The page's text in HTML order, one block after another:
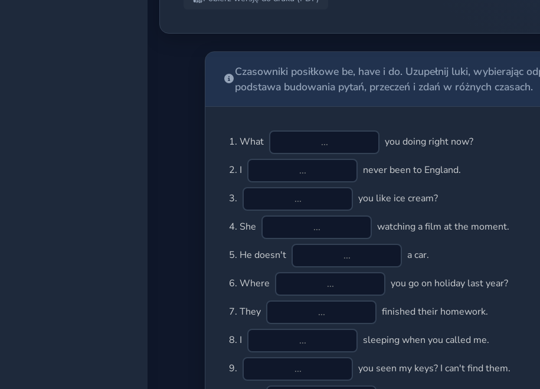
Czasowniki posiłkowe be, have i do. Uzupełnij luki, wybierając
podstawa budowania pytań, przeczeń i zdań w różnych czasach.
1. What you doing right now?
2. I never been to England.
3. you like ice cream?
4. She watching a film at the moment.
5. He doesn't a car.
6. Where you go on holiday last year?
7. They finished their homework.
8. I sleeping when you called me.
9. you seen my keys? I can't find them.